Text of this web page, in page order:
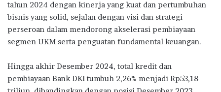
b
o
o
k
te
r
s
A
p
p
g
ra
m
e
tahun 2024 dengan kinerja yang kuat dan pertumbuhan
bisnis yang solid, sejalan dengan visi dan strategi
perseroan dalam mendorong akselerasi pembiayaan
segmen UKM serta penguatan fundamental keuangan.
Hingga akhir Desember 2024, total kredit dan
pembiayaan Bank DKI tumbuh 2,26% menjadi Rp53,18